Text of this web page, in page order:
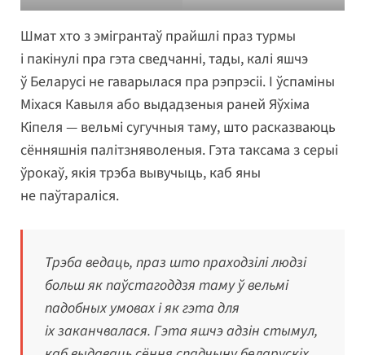
Шмат хто з эмігрантаў прайшлі праз турмы
і пакінулі пра гэта сведчанні, тады, калі яшчэ
ў Беларусі не гаварылася пра рэпрэсіі. І ўспаміны
Міхася Кавыля або выдадзеныя раней Яўхіма
Кіпеля — вельмі сугучныя таму, што расказваюць
сённяшнія палітзняволеныя. Гэта таксама з серыі
ўрокаў, якія трэба вывучыць, каб яны
не паўтараліся.
Трэба ведаць, праз што праходзілі людзі
больш як паўстагоддзя таму ў вельмі
падобных умовах і як гэта для
іх заканчвалася. Гэта яшчэ адзін стымул,